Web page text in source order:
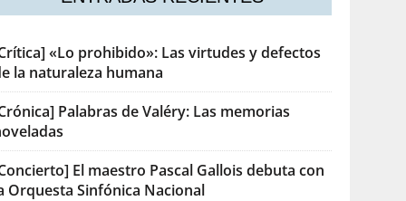
«Lo prohibido»: Las virtudes y defectos
la naturaleza humana
Palabras de Valéry: Las memorias
El maestro Pascal Gallois debuta con
Orquesta Sinfónica Nacional